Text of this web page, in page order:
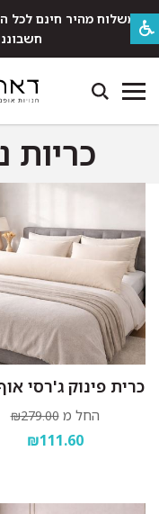
חשבוננו > 100%
כריות
כרית פינוק ג'רסי
החל מ ₪279.00
₪111.60